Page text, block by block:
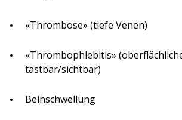
«Thrombose» (tiefe Venen)
«Thrombophlebitis»
tastbar/sichtbar)
Beinschwellung